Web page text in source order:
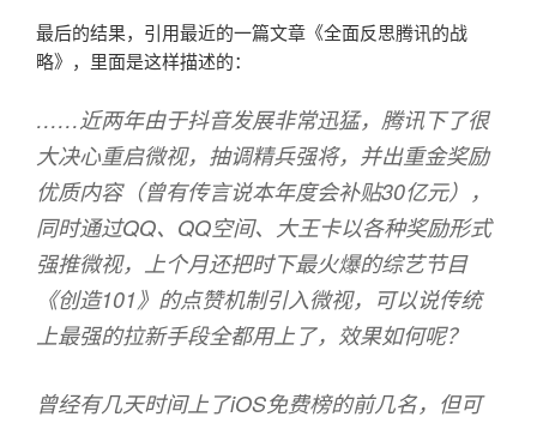
最后的结果，引用最近的一篇文章《全面反思腾讯的战
略》，里面是这样描述的：
……近两年由于抖音发展非常迅猛，腾讯下了很
大决心重启微视，抽调精兵强将，并出重金奖励
优质内容（曾有传言说本年度会补贴30亿元），
同时通过QQ、QQ空间、大王卡以各种奖励形式
强推微视，上个月还把时下最火爆的综艺节目
《创造101》的点赞机制引入微视，可以说传统
上最强的拉新手段全都用上了，效果如何呢？
曾经有几天时间上了iOS免费榜的前几名，但可